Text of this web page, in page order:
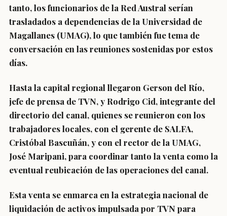
tanto, los funcionarios de la Red Austral serían
trasladados a dependencias de la Universidad de
Magallanes (UMAG), lo que también fue tema de
conversación en las reuniones sostenidas por estos
días.
Hasta la capital regional llegaron Gerson del Río,
jefe de prensa de TVN, y Rodrigo Cid, integrante del
directorio del canal, quienes se reunieron con los
trabajadores locales, con el gerente de SALFA,
Cristóbal Bascuñán, y con el rector de la UMAG,
José Maripani, para coordinar tanto la venta como la
eventual reubicación de las operaciones del canal.
Esta venta se enmarca en la estrategia nacional de
liquidación de activos impulsada por TVN para